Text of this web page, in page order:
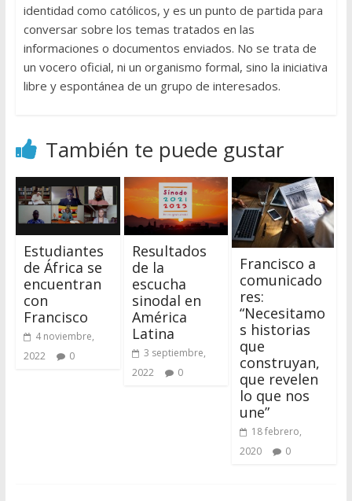
identidad como católicos, y es un punto de partida para
conversar sobre los temas tratados en las
informaciones o documentos enviados. No se trata de
un vocero oficial, ni un organismo formal, sino la iniciativa
libre y espontánea de un grupo de interesados.
También te puede gustar
Estudiantes
de África se
encuentran
con
Francisco
4 noviembre,
2022
0
Resultados
de la
escucha
sinodal en
América
Latina
3 septiembre,
2022
0
Francisco a
comunicado
res:
“Necesitamo
s historias
que
construyan,
que revelen
lo que nos
une”
18 febrero,
2020
0